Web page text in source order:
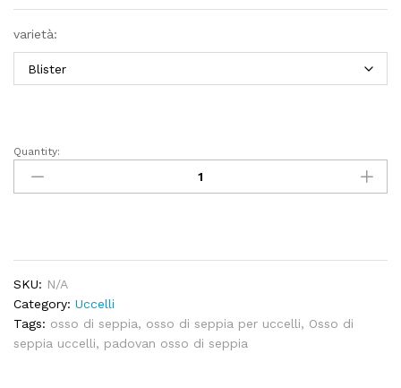
varietà:
Osso
seppia
Quantity:
SKU: N/A
Category: Uccelli
Tags: osso di seppia, osso di seppia per uccelli, Osso di
seppia uccelli, padovan osso di seppia